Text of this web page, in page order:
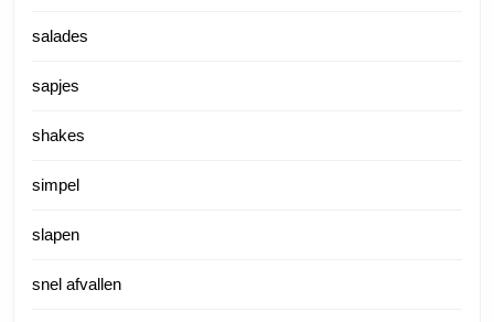
salades
sapjes
shakes
simpel
slapen
snel afvallen